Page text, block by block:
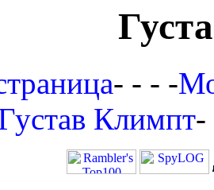
- - - -
Климпт-